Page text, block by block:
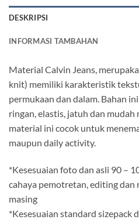
DESKRIPSI
INFORMASI TAMBAHAN
Material Calvin Jeans,
knit) memiliki karakteristik
permukaan dan dalam. Bahan
ringan, elastis, jatuh dan
material ini cocok untuk
maupun daily activity.
*Kesesuaian foto dan asli 90 –
cahaya pemotretan, editing dan
masing
*Kesesuaian standard sizepack